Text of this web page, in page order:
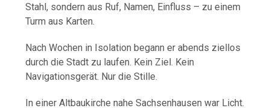
Stahl, sondern aus Ruf, Namen, Einfluss – zu einem
Turm aus Karten.
Nach Wochen in Isolation begann er abends ziellos
durch die Stadt zu laufen. Kein Ziel. Kein
Navigationsgerät. Nur die Stille.
In einer Altbaukirche nahe Sachsenhausen war Licht.